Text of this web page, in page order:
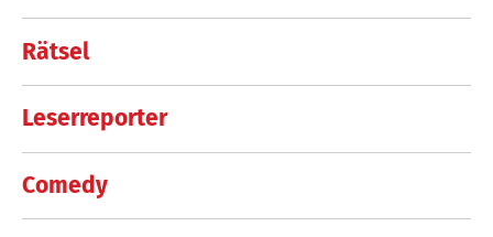
Rätsel
Leserreporter
Comedy